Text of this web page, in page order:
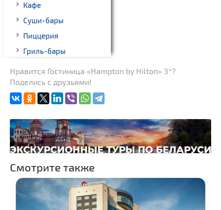
Кафе
Суши-бары
Пиццерия
Гриль-бары
Театры
Ночные клубы
Бильярд
Казино
универмаги
Фирменные магазины,
бутики
Прокат авто
Нравится Гостиница «Hampton by Hilton» 3*?
Поделись с друзьями!
Смотрите также